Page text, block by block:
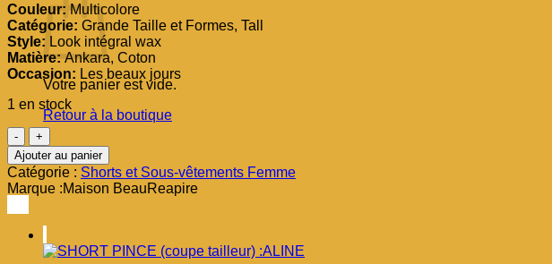
Votre panier est vide.
Retour à la boutique
Couleur: Multicolore
Catégorie: Grande Taille et Formes, Tall
Style: Look intégral wax
Matière: Ankara, Coton
Occasion: Les beaux jours
1 en stock
quantité
de
SHORT
PINCE
(coupe
tailleur)
:ALINE
Ajouter au panier
Catégorie : Shorts et Sous-vêtements Femme
Marque :Maison BeauReapire